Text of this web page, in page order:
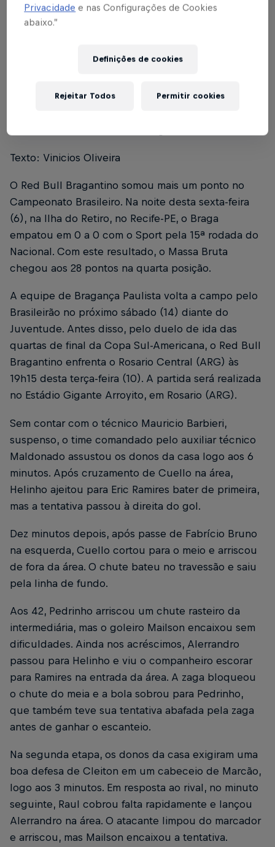
Escrito por Vinicios Oliveira
Texto: Vinicios Oliveira
O Red Bull Bragantino somou mais um ponto no
Campeonato Brasileiro. Na noite desta sexta-feira
(6), na Ilha do Retiro, no Recife-PE, o Braga
empatou em 0 a 0 com o Sport pela 15ª rodada do
Nacional. Com este resultado, o Massa Bruta
chegou aos 28 pontos na quarta posição.
A equipe de Bragança Paulista volta a campo pelo
Brasileirão no próximo sábado (14) diante do
Juventude. Antes disso, pelo duelo de ida das
quartas de final da Copa Sul-Americana, o Red Bull
Bragantino enfrenta o Rosario Central (ARG) às
19h15 desta terça-feira (10). A partida será realizada
no Estádio Gigante Arroyito, em Rosario (ARG).
Sem contar com o técnico Mauricio Barbieri,
suspenso, o time comandado pelo auxiliar técnico
Maldonado assustou os donos da casa logo aos 6
minutos. Após cruzamento de Cuello na área,
Helinho ajeitou para Eric Ramires bater de primeira,
mas a tentativa passou à direita do gol.
Dez minutos depois, após passe de Fabrício Bruno
na esquerda, Cuello cortou para o meio e arriscou
de fora da área. O chute bateu no travessão e saiu
pela linha de fundo.
Aos 42, Pedrinho arriscou um chute rasteiro da
intermediária, mas o goleiro Mailson encaixou sem
dificuldades. Ainda nos acréscimos, Alerrandro
passou para Helinho e viu o companheiro escorar
para Ramires na entrada da área. A zaga bloqueou
o chute do meia e a bola sobrou para Pedrinho,
que também teve sua tentativa abafada pela zaga
antes de ganhar o escanteio.
Na segunda etapa, os donos da casa exigiram uma
boa defesa de Cleiton em um cabeceio de Marcão,
logo aos 3 minutos. Em resposta ao rival, no minuto
seguinte, Raul cobrou falta rapidamente e lançou
Alerrandro na área. O atacante limpou do marcador
e arriscou, mas Mailson encaixou a tentativa.
Privacidade e nas Configurações de Cookies
abaixo.”
Definições de cookies
Rejeitar Todos Permitir cookies